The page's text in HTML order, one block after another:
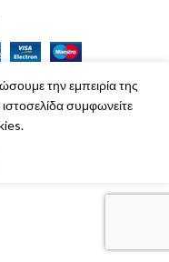
την εμπειρία της
συμφωνείτε